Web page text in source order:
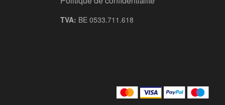
TVA: BE 0533.711.618